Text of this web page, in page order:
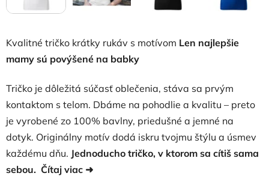
Kvalitné tričko krátky rukáv s motívom Len najlepšie
mamy sú povýšené na babky
Tričko je dôležitá súčasť oblečenia, stáva sa prvým
kontaktom s telom. Dbáme na pohodlie a kvalitu – preto
je vyrobené zo 100% bavlny, priedušné a jemné na
dotyk. Originálny motív dodá iskru tvojmu štýlu a úsmev
každému dňu. Jednoducho tričko, v ktorom sa cítiš sama
sebou. Čítaj viac ➜